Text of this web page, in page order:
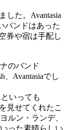
した。Avantasia
バンドはあった
券や宿は手配し
のバンド
、Avantasiaでし
いっても
見せてくれたこ
ルン・ランデ、